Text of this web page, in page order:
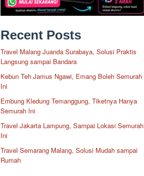
Recent Posts
Travel Malang Juanda Surabaya, Solusi Praktis
Langsung sampai Bandara
Kebun Teh Jamus Ngawi, Emang Boleh Semurah
Ini
Embung Kledung Temanggung, Tiketnya Hanya
Semurah Ini
Travel Jakarta Lampung, Sampai Lokasi Semurah
Ini
Travel Semarang Malang, Solusi Mudah sampai
Rumah